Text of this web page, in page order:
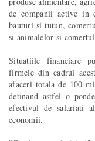
de companii active in
bauturi si tutun,
si animalelor si
Situatiile financiare
firmele din cadrul
afaceri totala de 100
detinand astfel o
efectivul de salariati
economii.